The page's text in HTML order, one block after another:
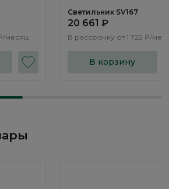
₽/месяц
Светильник SV167
20 661 ₽
В рассрочку от 1 722 ₽/
В корзину